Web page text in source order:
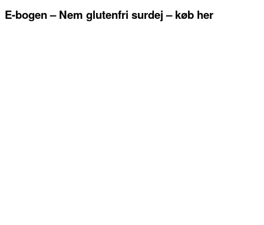
E-bogen – Nem glutenfri surdej – køb her